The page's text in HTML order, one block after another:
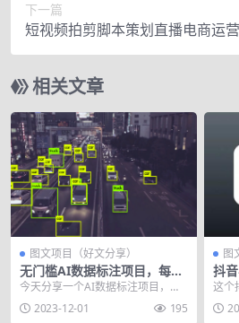
下一篇
短视频拍剪脚本策划直播电商运
站式（50节视频课）
相关文章
图文项目（好文分享）
无门槛AI数据标注项目，每天
利用碎片化时间操作，每月撸
个小千块没有问题。
今天分享一个AI数据标注项目，每
天利用碎片化时间操作，每月撸个
小千块没有任何问题...
2023-12-01 195
图
抖
这个
高级
收益